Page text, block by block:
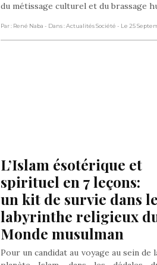
du métissage culturel et du brassage
Par : René Naba - Dans : Actualités Société - Le 25
L’Islam ésotérique et
spirituel en 7 leçons:
un kit de survie dans le
labyrinthe religieux
Monde musulman
Pour un candidat au voyage au sein de